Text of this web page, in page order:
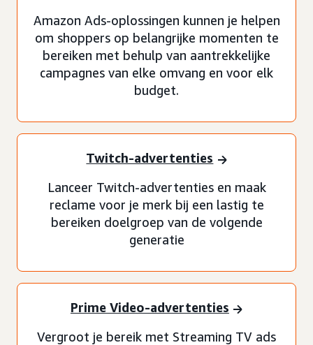
Amazon Ads-oplossingen kunnen je helpen
om shoppers op belangrijke momenten te
bereiken met behulp van aantrekkelijke
campagnes van elke omvang en voor elk
budget.
Twitch-advertenties
Lanceer Twitch-advertenties en maak
reclame voor je merk bij een lastig te
bereiken doelgroep van de volgende
generatie
Prime Video-advertenties
Vergroot je bereik met Streaming TV ads